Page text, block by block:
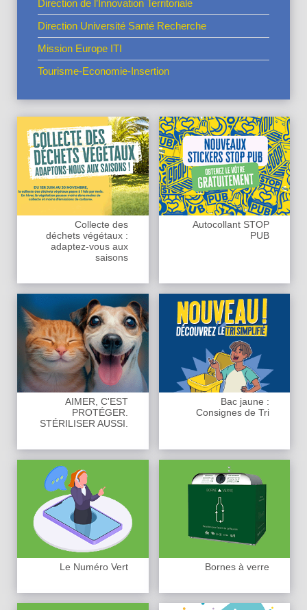
Direction de l’Innovation Territoriale
Direction Université Santé Recherche
Mission Europe ITI
Tourisme-Economie-Insertion
Collecte des
déchets végétaux :
adaptez-vous aux
saisons
Autocollant STOP
PUB
AIMER, C'EST
PROTÉGER.
STÉRILISER AUSSI.
Bac jaune :
Consignes de Tri
Le Numéro Vert Bornes à verre